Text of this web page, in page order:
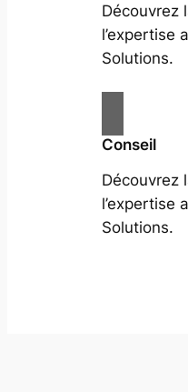
Découvrez
l’expertise
Solutions.
Conseil
Découvrez
l’expertise
Solutions.